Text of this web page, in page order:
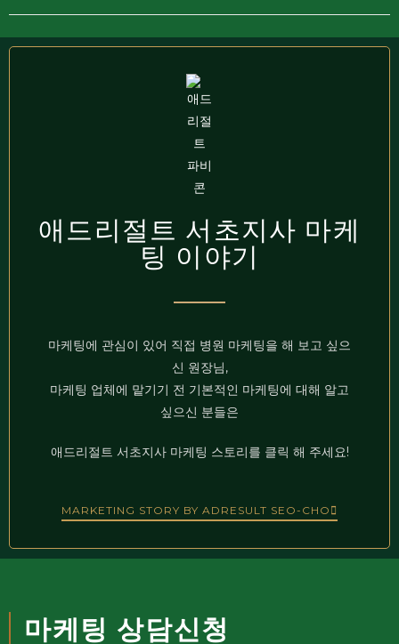
애드리절트 서초지사 마케
팅 이야기
마케팅에 관심이 있어 직접 병원 마케팅을 해 보고 싶으
신 원장님,
마케팅 업체에 맡기기 전 기본적인 마케팅에 대해 알고
싶으신 분들은
애드리절트 서초지사 마케팅 스토리를 클릭 해 주세요!
MARKETING STORY BY ADRESULT SEO-CHO
마케팅 상담신청